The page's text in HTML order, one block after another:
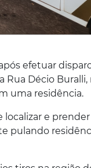
efetuar
Décio
uma residência.
e
pulando